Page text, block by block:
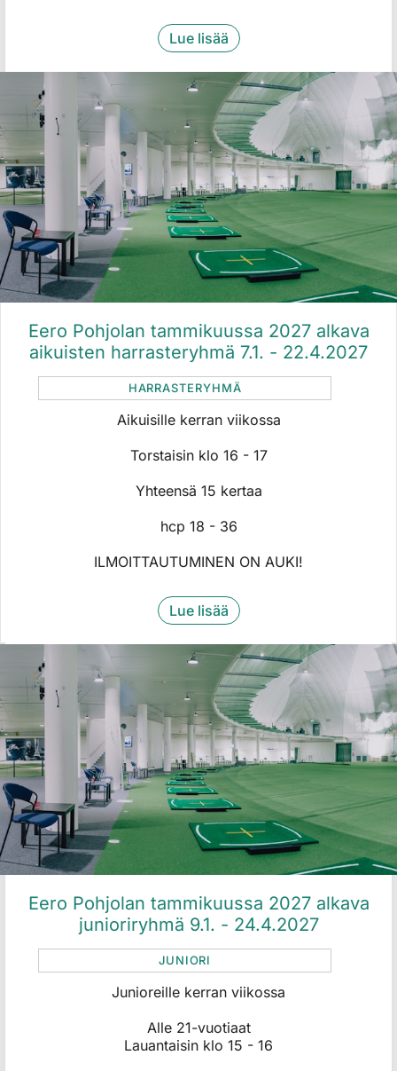
Lue lisää
Eero Pohjolan tammikuussa 2027 alkava
aikuisten harrasteryhmä 7.1. - 22.4.2027​​​​​​​​​​​​
HARRASTERYHMÄ
Aikuisille kerran viikossa
Torstaisin klo 16 - 17
​​​​​​​Yhteensä 15 kertaa
​​​​​​​hcp 18 - 36
ILMOITTAUTUMINEN ON AUKI!
Lue lisää
Eero Pohjolan tammikuussa 2027 alkava
junioriryhmä 9.1. - 24.4.2027
JUNIORI
Junioreille kerran viikossa
Alle 21-vuotiaat
​​​​​Lauantaisin klo 15 - 16